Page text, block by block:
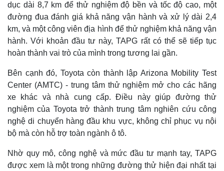
dục dài 8,7 km để thử nghiệm độ bền và tốc độ cao, một
đường đua đánh giá khả năng vận hành và xử lý dài 2,4
km, và một công viên địa hình để thử nghiệm khả năng vận
hành. Với khoản đầu tư này, TAPG rất có thể sẽ tiếp tục
hoàn thành vai trò của mình trong tương lai gần.
Bên cạnh đó, Toyota còn thành lập Arizona Mobility Test
Center (AMTC) - trung tâm thử nghiệm mở cho các hãng
xe khác và nhà cung cấp. Điều này giúp đường thử
nghiệm của Toyota trở thành trung tâm nghiên cứu công
nghệ di chuyển hàng đầu khu vực, không chỉ phục vụ nội
bộ mà còn hỗ trợ toàn ngành ô tô.
Nhờ quy mô, công nghệ và mức đầu tư mạnh tay, TAPG
được xem là một trong những đường thử hiện đại nhất tại